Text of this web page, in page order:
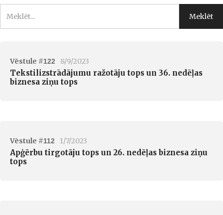
Vēstule #122 8/9/2023
Tekstilizstrādājumu ražotāju tops un 36. nedēļas
biznesa ziņu tops
Vēstule #112 1/7/2023
Apģērbu tirgotāju tops un 26. nedēļas biznesa ziņu
tops